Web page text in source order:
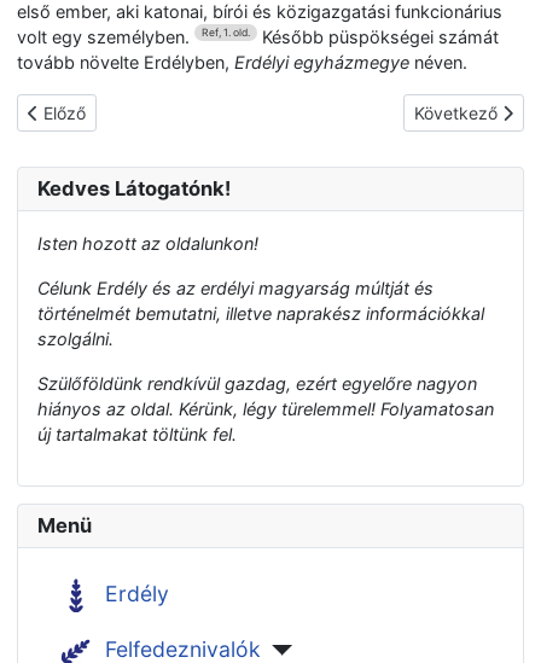
első ember, aki katonai, bírói és közigazgatási funkcionárius
volt egy személyben. Ref, 1. old.
Később püspökségei számát
tovább növelte Erdélyben,Erdélyi egyházmegye néven.
Előző cikk: Péter magyar király
Előző Következő
Következő
Kedves Látogatónk!
Isten hozott az oldalunkon!
Célunk Erdély és az erdélyi magyarság múltját és
történelmét bemutatni, illetve naprakész információkkal
szolgálni.
Szülőföldünk rendkívül gazdag, ezért egyelőre nagyon
hiányos az oldal. Kérünk, légy türelemmel! Folyamatosan
új tartalmakat töltünk fel.
Menü
Erdély
Felfedeznivalók